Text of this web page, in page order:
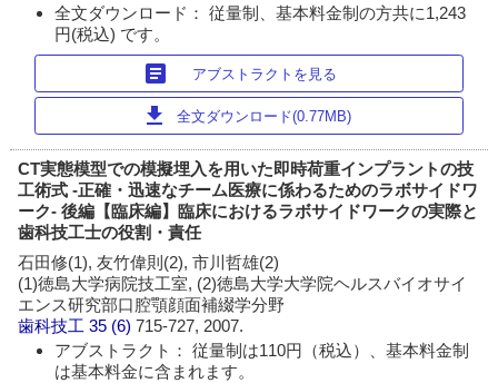
全文ダウンロード： 従量制、基本料金制の方共に1,243
円(税込) です。
article アブストラクトを見る
download 全文ダウンロード(0.77MB)
CT実態模型での模擬埋入を用いた即時荷重インプラントの技
工術式 -正確・迅速なチーム医療に係わるためのラボサイドワ
ーク- 後編【臨床編】臨床におけるラボサイドワークの実際と
歯科技工士の役割・責任
石田修(1), 友竹偉則(2), 市川哲雄(2)
(1)徳島大学病院技工室, (2)徳島大学大学院ヘルスバイオサイ
エンス研究部口腔顎顔面補綴学分野
歯科技工 35 (6)715-727, 2007.
アブストラクト： 従量制は110円（税込）、基本料金制
は基本料金に含まれます。